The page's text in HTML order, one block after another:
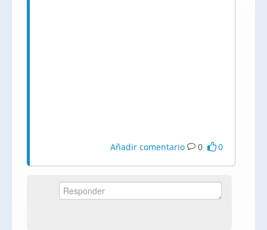
Añadir comentario 0 0